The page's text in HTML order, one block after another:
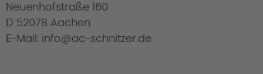
Neuenhofstraße 160
D 52078 Aachen
E-Mail: info@ac-schnitzer.de